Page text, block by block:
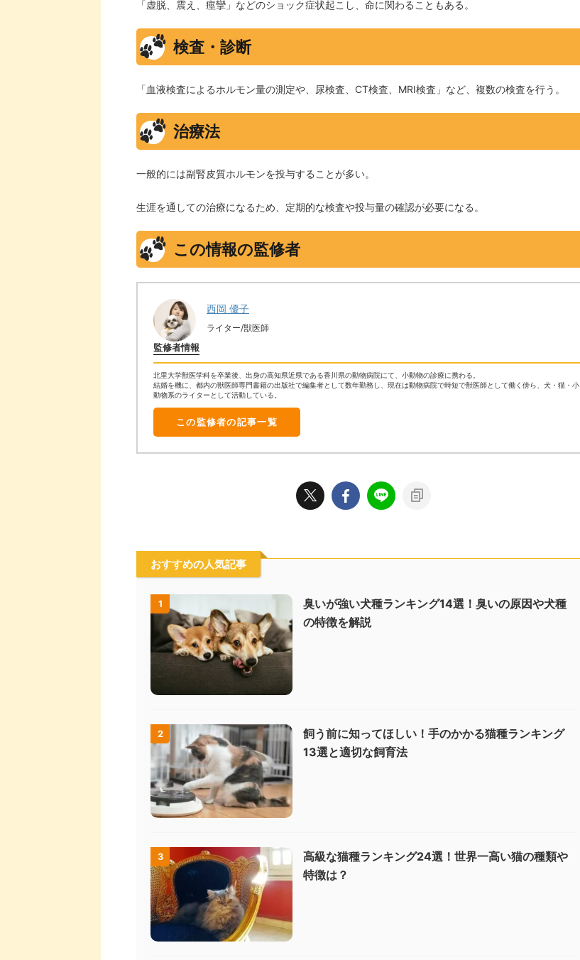
「虚脱、震え、痙攣」などのショック症状起こし、命に関わることもある。
検査・診断
「血液検査によるホルモン量の測定や、尿検査、CT検査、MRI検査」など、複数の検査を行う。
治療法
一般的には副腎皮質ホルモンを投与することが多い。
生涯を通しての治療になるため、定期的な検査や投与量の確認が必要になる。
この情報の監修者
監修者情報
西岡 優子
ライター/獣医師
北里大学獣医学科を卒業後、出身の高知県近県である香川県の動物病院にて、小動物の診療に携わる。
結婚を機に、都内の獣医師専門書籍の出版社で編集者として数年勤務し、現在は動物病院で時短で獣医師として働く傍ら、犬・猫・小
動物系のライターとして活動している。
この監修者の記事一覧
おすすめの人気記事
1
臭いが強い犬種ランキング14選！臭いの原因や犬種
の特徴を解説
2
飼う前に知ってほしい！手のかかる猫種ランキング
13選と適切な飼育法
3
高級な猫種ランキング24選！世界一高い猫の種類や
特徴は？